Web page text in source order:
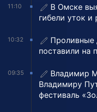
11:10
В Омске
гибели уток и
10:32
Проливные
поставили на
09:35
Владимир
Владимиру
фестиваль